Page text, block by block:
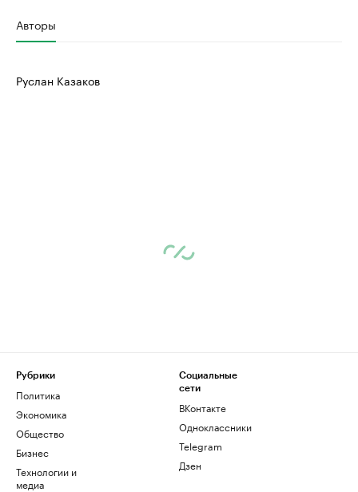
Авторы
Руслан Казаков
Рубрики
Политика
Экономика
Общество
Бизнес
Технологии и
медиа
Социальные
сети
ВКонтакте
Одноклассники
Telegram
Дзен